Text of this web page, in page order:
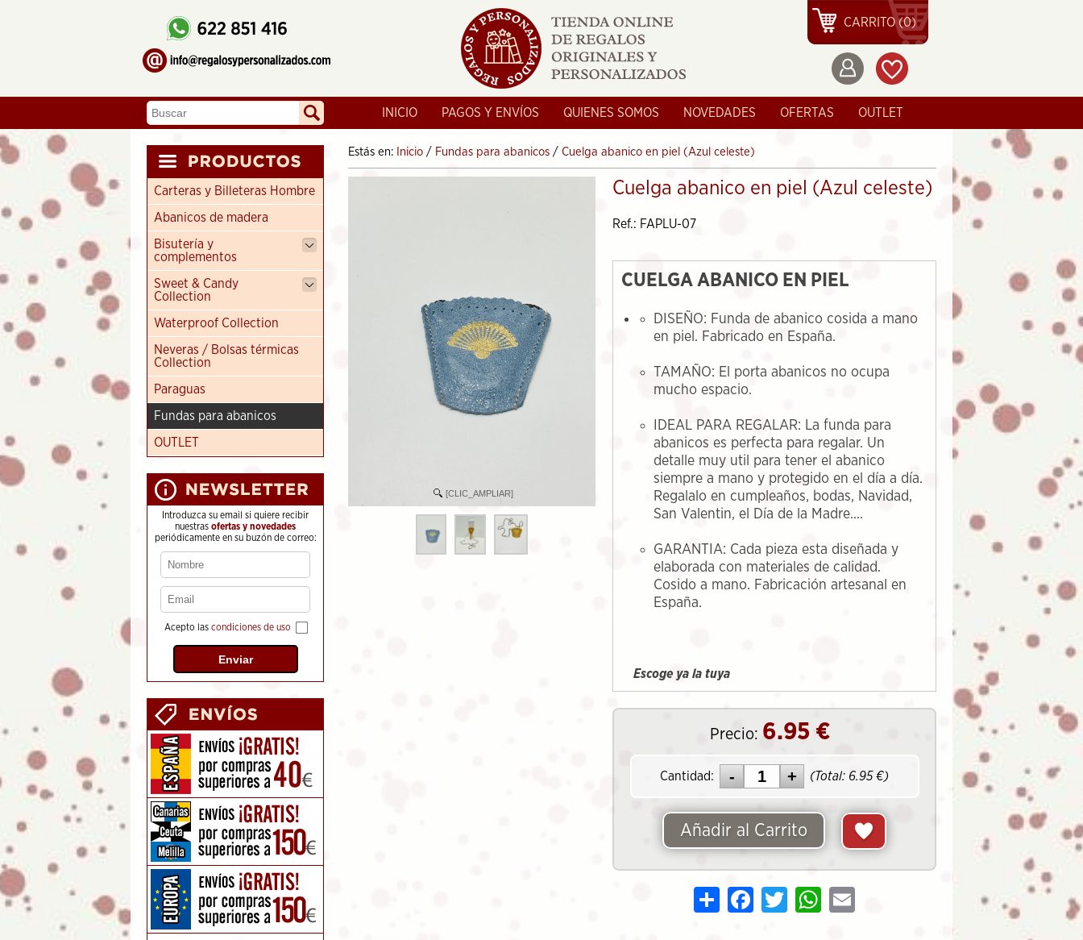
CARRITO (0)
INICIO PAGOS Y ENVÍOS QUIENES SOMOS NOVEDADES OFERTAS OUTLET
Carteras y Billeteras Hombre
Abanicos de madera
Bisutería y
complementos
Sweet & Candy
Collection
Waterproof Collection
Neveras / Bolsas térmicas
Collection
Paraguas
Fundas para abanicos
OUTLET
Introduzca su email si quiere recibir
nuestras ofertas y novedades
periódicamente en su buzón de correo:
Acepto las condiciones de uso
Estás en: Inicio / Fundas para abanicos / Cuelga abanico en piel (Azul celeste)
[CLIC_AMPLIAR]
Cuelga abanico en piel (Azul celeste)
Ref.: FAPLU-07
CUELGA ABANICO EN PIEL
DISEÑO: Funda de abanico cosida a mano
en piel. Fabricado en España.
TAMAÑO: El porta abanicos no ocupa
mucho espacio.
IDEAL PARA REGALAR: La funda para
abanicos es perfecta para regalar. Un
detalle muy util para tener el abanico
siempre a mano y protegido en el día a día.
Regalalo en cumpleaños, bodas, Navidad,
San Valentin, el Día de la Madre....
GARANTIA: Cada pieza esta diseñada y
elaborada con materiales de calidad.
Cosido a mano. Fabricación artesanal en
España.
Escoge ya la tuya
Precio: 6.95 €
Cantidad: (Total: 6.95€)
Añadir al Carrito
Share FacebookTwitter WhatsApp